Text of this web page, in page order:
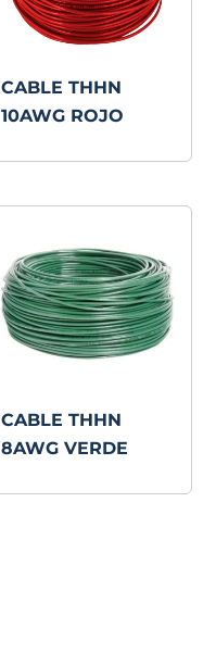
CABLE THHN
10AWG ROJO
CABLE THHN
8AWG VERDE